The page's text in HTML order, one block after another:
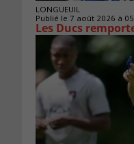
LONGUEUIL
Publié le 7 août 2026 à
Les Ducs